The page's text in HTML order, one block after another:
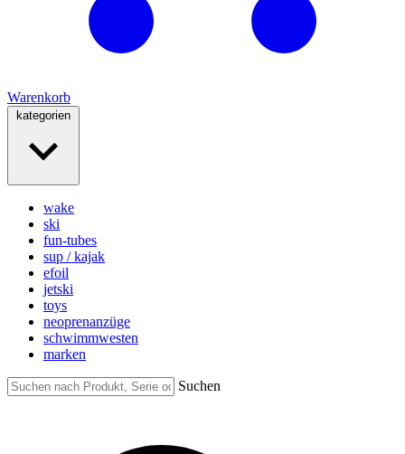
Warenkorb
kategorien
wake
ski
fun-tubes
sup / kajak
efoil
jetski
toys
neoprenanzüge
schwimmwesten
marken
Suchen